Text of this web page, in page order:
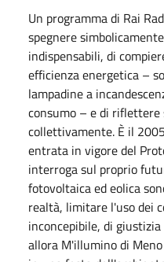
Un programma di Rai
spegnere
indispensabili, di
efficienza energetica –
lampadine a
consumo – e di riflettere
collettivamente. È il
entrata in vigore del
interroga sul proprio
fotovoltaica ed eolica
realtà, limitare l'uso dei
inconcepibile, di
allora M'illumino di